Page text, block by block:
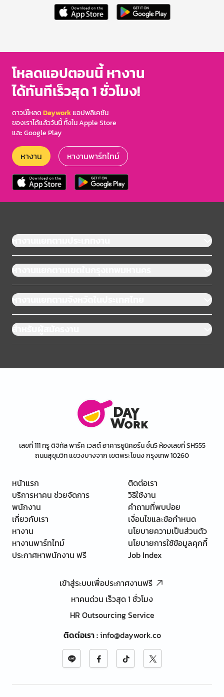
โหลดแอปตอนนี้ หางาน
ได้ทันทีเร็วสุด 1 ชั่วโมง!
ดาวน์โหลดDayworkแอปพลิเคชัน
ของเราได้แล้ววันนี้ ทั้งใน Apple Store
และ Google Play
หางาน หางานพาร์ทไทม์
หางานแยกตามประเภทงาน
หางานแยกตามเขตในกรุงเทพมหานคร
หางานแยกตามจังหวัดในประเทศไทย
สำหรับผู้สมัครงาน
เลขที่ 111 ทรู ดิจิทัล พาร์ค เวสต์ อาคารยูนิคอร์น ชั้น5 ห้องเลขที่ SH555
ถนนสุขุมวิท แขวงบางจาก เขตพระโขนง กรุงเทพ 10260
หน้าแรก
บริการหาคน ช่วยจัดการ
พนักงาน
เกี่ยวกับเรา
หางาน
หางานพาร์ทไทม์
ประกาศหาพนักงาน ฟรี
ติดต่อเรา
วิธีใช้งาน
คำถามที่พบบ่อย
เงื่อนไขและข้อกำหนด
นโยบายความเป็นส่วนตัว
นโยบายการใช้ข้อมูลคุกกี้
Job Index
เข้าสู่ระบบเพื่อประกาศงานฟรี
หาคนด่วน เร็วสุด 1 ชั่วโมง
HR Outsourcing Service
ติดต่อเรา:info@daywork.co